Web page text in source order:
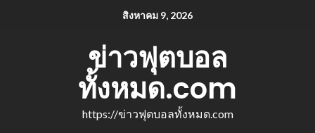
สิงหาคม 9, 2026
ข่าวฟุตบอล
ทั้งหมด.com
https://ข่าวฟุตบอลทั้งหมด.com